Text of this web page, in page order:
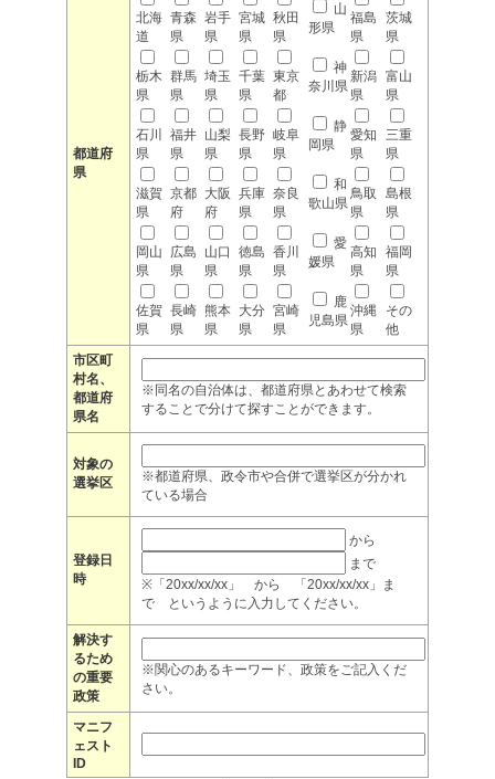
都道府
県
北海
道
青森
県
岩手
県
宮城
県
秋田
県
山
形県
福島
県
茨城
県
栃木
県
群馬
県
埼玉
県
千葉
県
東京
都
神
奈川県
新潟
県
富山
県
石川
県
福井
県
山梨
県
長野
県
岐阜
県
静
岡県
愛知
県
三重
県
滋賀
県
京都
府
大阪
府
兵庫
県
奈良
県
和
歌山県
鳥取
県
島根
県
岡山
県
広島
県
山口
県
徳島
県
香川
県
愛
媛県
高知
県
福岡
県
佐賀
県
長崎
県
熊本
県
大分
県
宮崎
県
鹿
児島県
沖縄
県
その
他
市区町
村名、
都道府
県名
※同名の自治体は、都道府県とあわせて検索
することで分けて探すことができます。
対象の
選挙区
※都道府県、政令市や合併で選挙区が分かれ
ている場合
登録日
時
から
まで
※「20xx/xx/xx」 から 「20xx/xx/xx」ま
で というように入力してください。
解決す
るため
の重要
政策
※関心のあるキーワード、政策をご記入くだ
さい。
マニフ
ェスト
ID